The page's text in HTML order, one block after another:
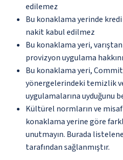
edilemez
Bu konaklama yerinde
nakit kabul edilmez
Bu konaklama yeri,
provizyon uygulama
Bu konaklama yeri,
yönergelerindeki temizlik
uygulamalarına uyduğunu
Kültürel normların ve
konaklama yerine göre
unutmayın. Burada
tarafından sağlanmıştır.